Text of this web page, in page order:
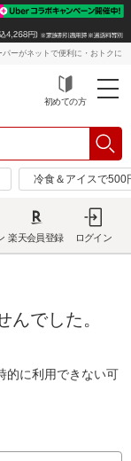
パーがネットで便利に・おトクに
初めての方
冷食＆アイスで500
楽天会員登録 ログイン
んでした。
的に利用できない可